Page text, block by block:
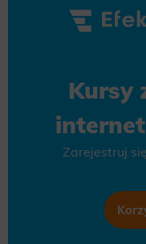
Kursy
Zarejestruj